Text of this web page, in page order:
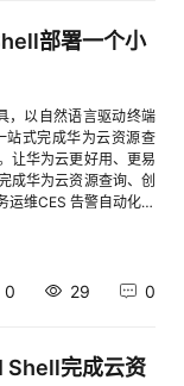
单的特殊字符回显进行
前项目定位为训练营
生产级安全审计。10
用默认内存存储服务重
化 Session Store缺少
力尝试风险增加 CSRF
似 4.5 的字符串可能被
格校验Bootstrap 通过
加用户账号与“每人每
由脚本和人工测试引入
客满意点、改进建议”
署到华为云服务器，
缓存前，请先通过系统
云服务器进入 ECS 列
。在确认对话框中，根
请继续检查以下资源是
证书或其他增值服务。
为云弹性公网 IP：
；课堂作业；功能原
接用于正式生产环境，
数据可能丢失；外部
MySQL、PostgreSQL
、可统计并可在线访问
APIrules.yaml定义命
具体检查器模
数返回值/日志输出巡
术或服务选择原因AI
码和部署建议GitCode
运行
语法清晰，适合编写
描述资源清单，YAML
便于阅读和投
GitCode 仓库。已开通
例不需要购买 ECS、
源。5. AI Shell 生成项
资源体检助手，使用 AI
运行巡检任务； 3.
系统依赖和 Python 依
译工具。需要处理工具
并清理云资源。如果
复用时只需要发起任务
ECS，预编译工具链不
repo init 时添加 --git-
并创建 clang 软链接。
等模块。构
并释放 ECS，避免资
充值。本案例中编译环
build skill 或
境。ECS 完成源码同
部署一个小
，以自然语言驱动终端
站式完成华为云资源查
让华为云更好用、更易
成华为云资源查询、创
维CES 告警自动化技
松实现华为云资源编排
收费，请按需充值。本
同价格也略不同二、AI
访问密钥）的缩写, 用
0 29 0
Shell完成云资